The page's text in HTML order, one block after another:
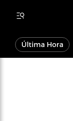
Última Hora